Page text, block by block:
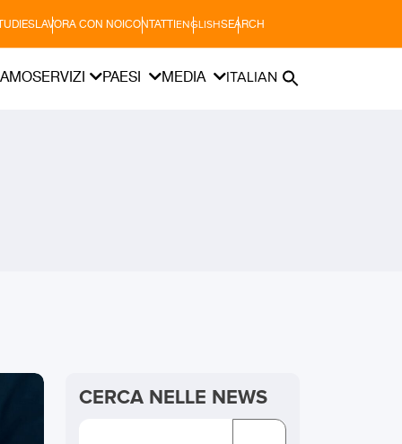
LAVORA CON NOICONTATTIENGLISHSEARCH
SERVIZI PAESI MEDIA ITALIAN
CERCA NELLE NEWS